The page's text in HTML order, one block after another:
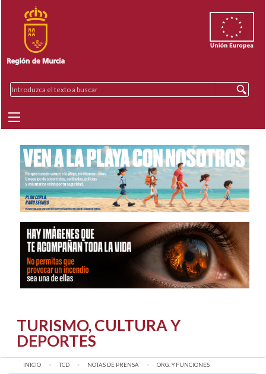
TURISMO, CULTURA Y
DEPORTES
INICIO TCD NOTAS DE PRENSA AQUÍ:
ORG. Y FUNCIONES